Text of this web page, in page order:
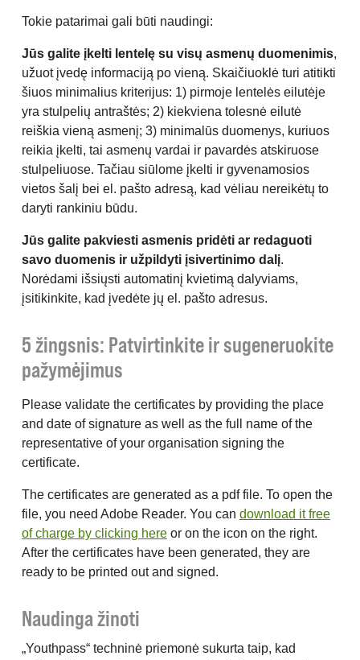
Tokie patarimai gali būti naudingi:
Jūs galite įkelti lentelę su visų asmenų duomenimis,
užuot įvedę informaciją po vieną. Skaičiuoklė turi atitikti
šiuos minimalius kriterijus: 1) pirmoje lentelės eilutėje
yra stulpelių antraštės; 2) kiekviena tolesnė eilutė
reiškia vieną asmenį; 3) minimalūs duomenys, kuriuos
reikia įkelti, tai asmenų vardai ir pavardės atskiruose
stulpeliuose. Tačiau siūlome įkelti ir gyvenamosios
vietos šalį bei el. pašto adresą, kad vėliau nereikėtų to
daryti rankiniu būdu.
Jūs galite pakviesti asmenis pridėti ar redaguoti
savo duomenis ir užpildyti įsivertinimo dalį.
Norėdami išsiųsti automatinį kvietimą dalyviams,
įsitikinkite, kad įvedėte jų el. pašto adresus.
5 žingsnis: Patvirtinkite ir sugeneruokite
pažymėjimus
Please validate the certificates by providing the place
and date of signature as well as the full name of the
representative of your organisation signing the
certificate.
The certificates are generated as a pdf file. To open the
file, you need Adobe Reader. You can download it free
of charge by clicking here or on the icon on the right.
After the certificates have been generated, they are
ready to be printed out and signed.
Naudinga žinoti
„Youthpass“ techninė priemonė sukurta taip, kad